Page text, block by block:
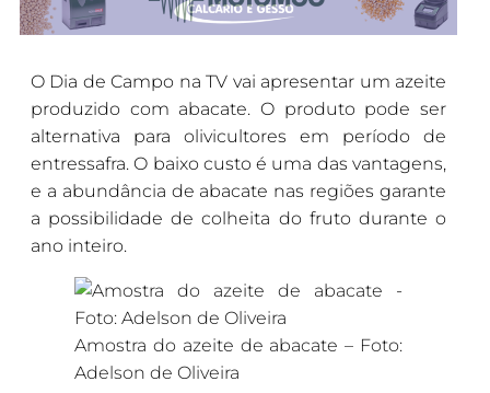
O Dia de Campo na TV vai apresentar um azeite
produzido com abacate. O produto pode ser
alternativa para olivicultores em período de
entressafra. O baixo custo é uma das vantagens,
e a abundância de abacate nas regiões garante
a possibilidade de colheita do fruto durante o
ano inteiro.
Amostra do azeite de abacate – Foto:
Adelson de Oliveira